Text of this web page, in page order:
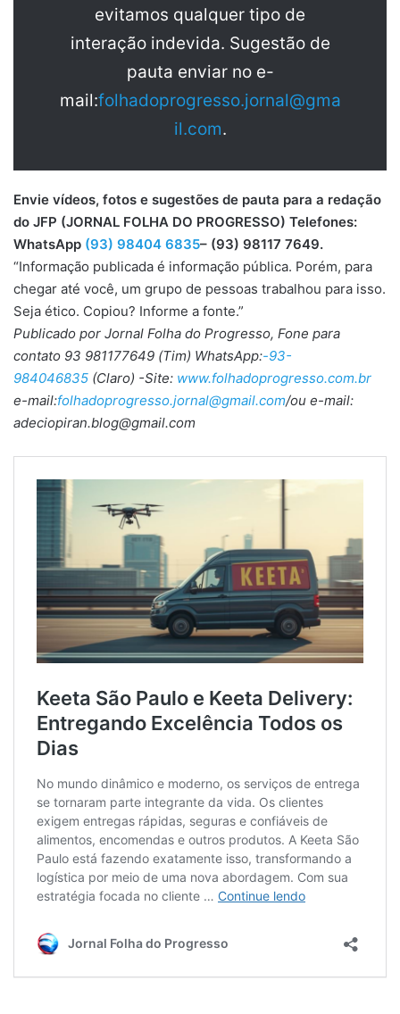
evitamos qualquer tipo de
interação indevida. Sugestão de
pauta enviar no e-
mail:folhadoprogresso.jornal@gma
il.com.
Envie vídeos, fotos e sugestões de pauta para a redação
do JFP (JORNAL FOLHA DO PROGRESSO) Telefones:
WhatsApp (93) 98404 6835– (93) 98117 7649.
“Informação publicada é informação pública. Porém, para
chegar até você, um grupo de pessoas trabalhou para isso.
Seja ético. Copiou? Informe a fonte.”
Publicado por Jornal Folha do Progresso, Fone para
contato 93 981177649 (Tim) WhatsApp:-93-
984046835 (Claro) -Site: www.folhadoprogresso.com.br
e-mail:folhadoprogresso.jornal@gmail.com/ou e-mail:
adeciopiran.blog@gmail.com